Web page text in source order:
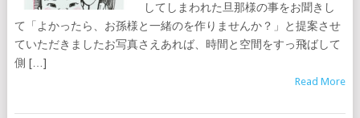
してしまわれた旦那様の事をお聞きし
て「よかったら、お孫様と一緒のを作りませんか？」と提案させ
ていただきましたお写真さえあれば、時間と空間をすっ飛ばして
側 […]
Read More